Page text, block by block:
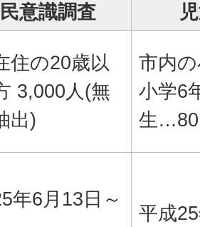
意識調査
住の20歳以
3,000人(無
出)
市内
小学6
生
年6月13日～
平成